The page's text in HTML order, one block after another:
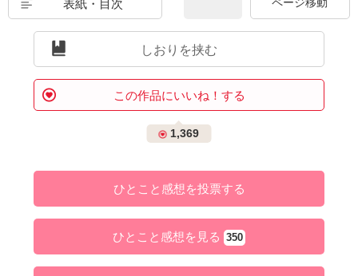
表紙・目次
しおりを挟む
この作品にいいね！する
1,369
ひとこと感想を投票する
ひとこと感想を見る 350